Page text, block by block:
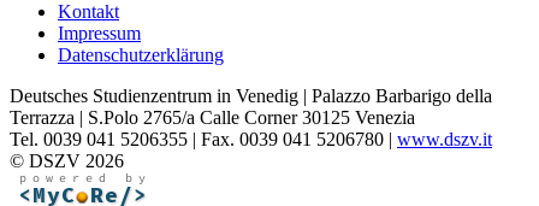
Kontakt
Impressum
Datenschutzerklärung
Deutsches Studienzentrum in Venedig | Palazzo Barbarigo della
Terrazza | S.Polo 2765/a Calle Corner 30125 Venezia
Tel. 0039 041 5206355 | Fax. 0039 041 5206780 | www.dszv.it
© DSZV 2026